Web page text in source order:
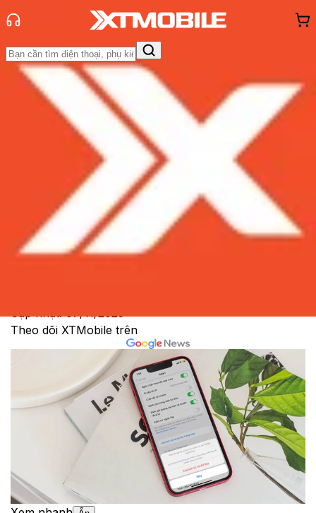
Trang chủ
Tin tức
Thủ thuật
Đánh Giá - Trên TaySo Sánh Tư vấnKhuyến
Hỏi đáp App - Game Thông báo
hàng - Sự kiện
Hướng dẫn cách bật cookie trên
iPhone, iPad đơn giản nhất
Cập nhật:07/11/2023
Theo dõi XTMobile trên